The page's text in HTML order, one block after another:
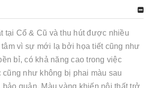
tại Cổ & Cũ và thu hút được nhiều
tâm vì sự mới lạ bởi họa tiết cũng như
bỉ, có khả năng cao trong việc
như không bị phai màu sau
quản. Màu vàng khiến nội thất trở